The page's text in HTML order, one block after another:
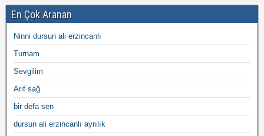
En Çok Aranan
Ninni dursun ali erzincanlı
Turnam
Sevgilim
Arif sağ
bir defa sen
dursun ali erzincanlı ayrılık